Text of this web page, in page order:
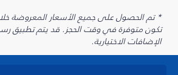
تكون متوفرة في وقت الحجز. قد يتم تطبيق
الإضافات الاختيارية.